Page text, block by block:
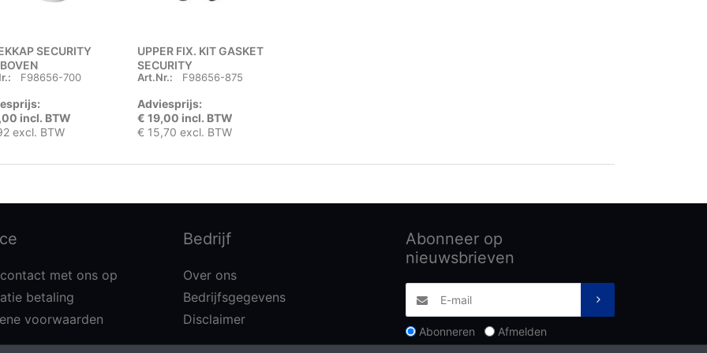
SECURITY
F98656-700
incl. BTW
excl. BTW
UPPER FIX. KIT GASKET
SECURITY
Art.Nr.: F98656-875
Adviesprijs:
€ 19,00 incl. BTW
€ 15,70 excl. BTW
met ons op
betaling
voorwaarden
Bedrijf
Over ons
Bedrijfsgegevens
Disclaimer
Abonneer op
nieuwsbrieven
Abonneren Afmelden